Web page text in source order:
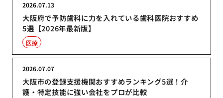
大阪府で予防歯科に力を入れている歯科医院おすすめ
5選【2026年最新版】
2026.07.13
医療
大阪市の登録支援機関おすすめランキング5選！介
護・特定技能に強い会社をプロが比較
2026.07.07